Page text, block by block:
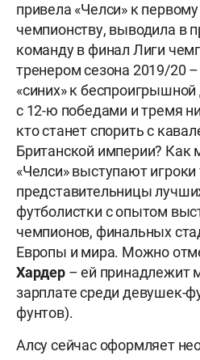
привела «Челси» к
чемпионству, выводила в
команду в финал Лиги
тренером сезона 2019/20
«синих» к
с 12-ю победами и тремя
кто станет спорить с
Британской империи? Как
«Челси» выступают игроки
представительницы
футболистки с опытом
чемпионов, финальных
Европы и мира. Можно
Хардер– ей принадлежит
зарплате среди девушек-
фунтов).
Алсу сейчас оформляет